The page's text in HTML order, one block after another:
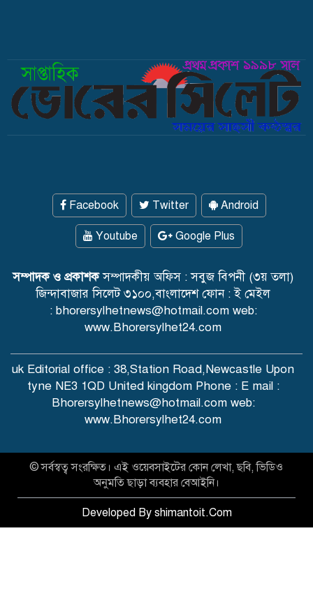
Facebook Twitter Android
Youtube Google Plus
সম্পাদক ও প্রকাশকসম্পাদকীয় অফিস : সবুজ বিপনী (৩য় তলা)
জিন্দাবাজার সিলেট ৩১০০,বাংলাদেশ ফোন : ই মেইল
: bhorersylhetnews@hotmail.com web:
www.Bhorersylhet24.com
uk Editorial office : 38,Station Road,Newcastle Upon
tyne NE3 1QD United kingdom Phone : E mail :
Bhorersylhetnews@hotmail.com web:
www.Bhorersylhet24.com
© সর্বস্বত্ব সংরক্ষিত। এই ওয়েবসাইটের কোন লেখা, ছবি, ভিডিও
অনুমতি ছাড়া ব্যবহার বেআইনি।
Developed By shimantoit.Com